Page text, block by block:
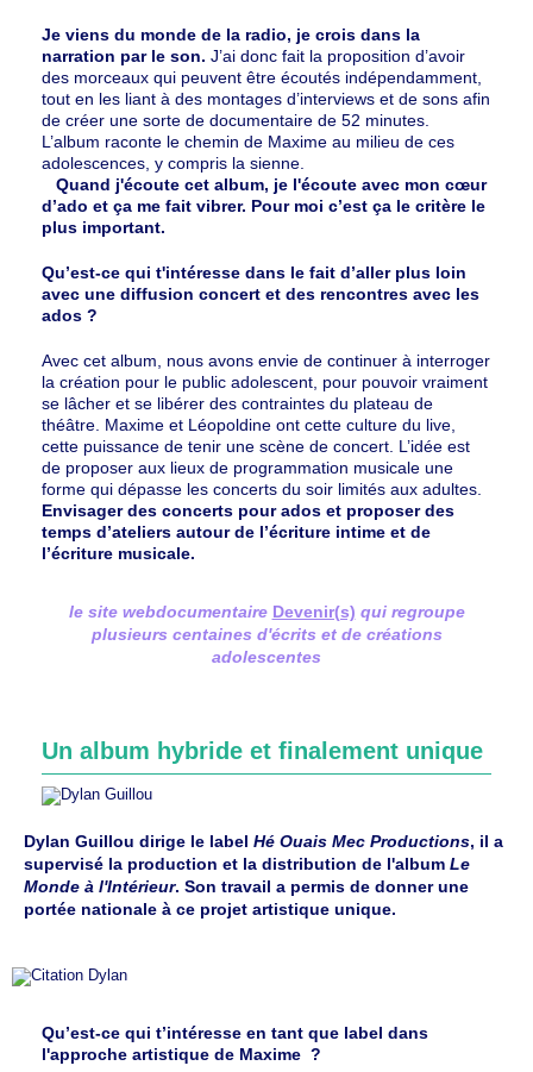
Je viens du monde de la radio, je crois dans la
narration par le son. J’ai donc fait la proposition d’avoir
des morceaux qui peuvent être écoutés indépendamment,
tout en les liant à des montages d’interviews et de sons afin
de créer une sorte de documentaire de 52 minutes.
L’album raconte le chemin de Maxime au milieu de ces
adolescences, y compris la sienne.
Quand j'écoute cet album, je l'écoute avec mon cœur
d’ado et ça me fait vibrer. Pour moi c’est ça le critère le
plus important.
Qu’est-ce qui t'intéresse dans le fait d’aller plus loin
avec une diffusion concert et des rencontres avec les
ados ?
Avec cet album, nous avons envie de continuer à interroger
la création pour le public adolescent, pour pouvoir vraiment
se lâcher et se libérer des contraintes du plateau de
théâtre. Maxime et Léopoldine ont cette culture du live,
cette puissance de tenir une scène de concert. L’idée est
de proposer aux lieux de programmation musicale une
forme qui dépasse les concerts du soir limités aux adultes.
Envisager des concerts pour ados et proposer des
temps d’ateliers autour de l’écriture intime et de
l’écriture musicale.
le site webdocumentaire Devenir(s) qui regroupe
plusieurs centaines d'écrits et de créations
adolescentes
Un album hybride et finalement unique
Dylan Guillou dirige le label Hé Ouais Mec Productions, il a
supervisé la production et la distribution de l'album Le
Monde à l'Intérieur. Son travail a permis de donner une
portée nationale à ce projet artistique unique.
Qu’est-ce qui t’intéresse en tant que label dans
l'approche artistique de Maxime ?